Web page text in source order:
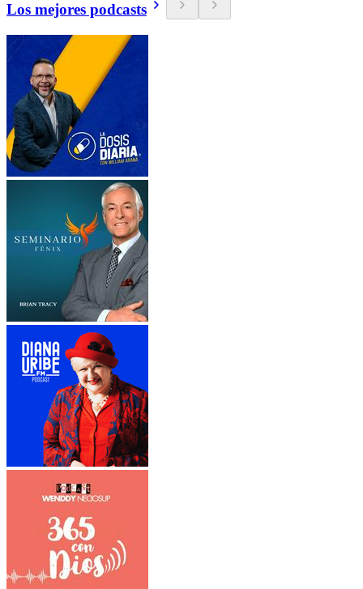
Los mejores podcasts